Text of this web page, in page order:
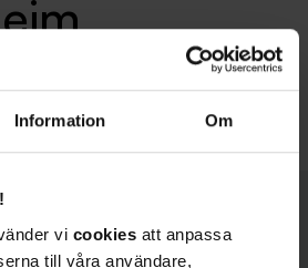
Information Om
vi cookies att anpassa
till våra användare,